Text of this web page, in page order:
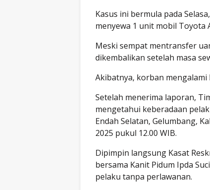
Kasus ini bermula pada
menyewa 1 unit mobil Toyota
Meski sempat mentransfer
dikembalikan setelah masa
Akibatnya, korban
Setelah menerima laporan,
mengetahui keberadaan
Endah Selatan, Gelumbang,
2025 pukul 12.00 WIB.
Dipimpin langsung Kasat
bersama Kanit Pidum Ipda
pelaku tanpa perlawanan.